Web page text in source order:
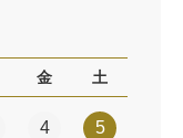
金 土
4 5